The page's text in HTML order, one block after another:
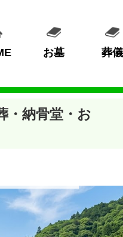
お墓 葬儀
・納骨堂・お